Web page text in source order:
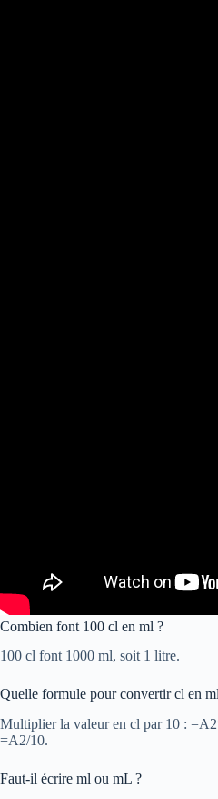
Combien font 100 cl en ml ?
100 cl font 1000 ml, soit 1 litre.
Quelle formule pour convertir cl en
Multiplier la valeur en cl par 10 :
=A2/10.
Faut-il écrire ml ou mL ?